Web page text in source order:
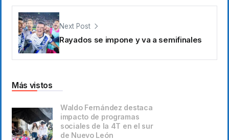
Next Post
Rayados se impone y va a semifinales
Más vistos
Waldo Fernández destaca
impacto de programas
sociales de la 4T en el sur
de Nuevo León